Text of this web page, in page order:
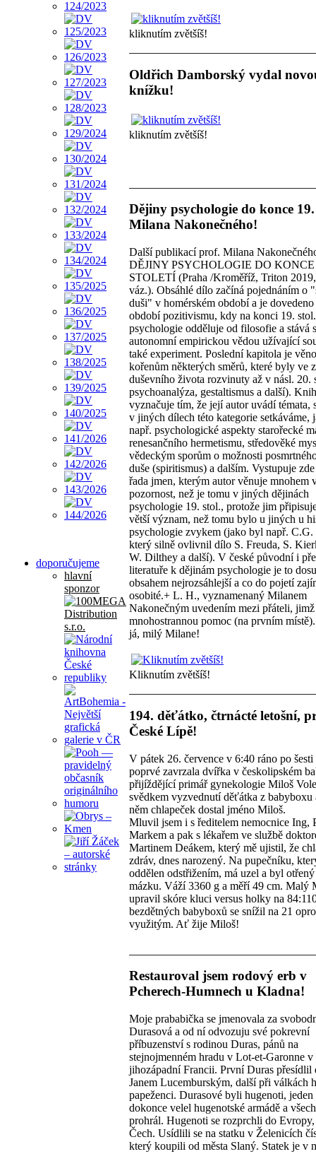
doporučujeme
hlavní
sponzor
kliknutím zvětšíš!
Oldřich Damborský vydal
knížku!
kliknutím zvětšíš!
Dějiny psychologie do konce
Milana Nakonečného!
Další publikací prof. Milana
DĚJINY PSYCHOLOGIE DO
STOLETÍ (Praha /Kroměříž, Triton
váz.). Obsáhlé dílo začíná pojednáním o
duši" v homérském období a je dovedeno
období pozitivismu, kdy na konci 19.
psychologie odděluje od filosofie a stává
autonomní empirickou vědou užívající
také experiment. Poslední kapitola je
kořenům některých směrů, které byly ve
duševního života rozvinuty až v násl. 20.
psychoanalýza, gestaltismus a další).
vyznačuje tím, že její autor uvádí témata,
v jiných dílech této kategorie setkáváme,
např. psychologické aspekty starořecké
renesančního hermetismu, středověké
vědeckým sporům o možnosti
duše (spiritismus) a dalším. Vystupuje
řada jmen, kterým autor věnuje mnohem
pozornost, než je tomu v jiných dějinách
psychologie 19. stol., protože jim
větší význam, než tomu bylo u jiných u
psychologie zvykem (jako byl např. C.G.
který silně ovlivnil dílo S. Freuda, S.
W. Dilthey a další). V české původní i
literatuře k dějinám psychologie je to
obsahem nejrozsáhlejší a co do pojetí
osobité.+ L. H., vyznamenaný Milanem
Nakonečným uvedením mezi přáteli,
mnohostrannou pomoc (na prvním
já, milý Milane!
Kliknutím zvětšíš!
194. děťátko, čtrnácté letošní,
České Lípě!
V pátek 26. července v 6:40 ráno po šesti
poprvé zavrzala dvířka v českolipském
přijíždějící primář gynekologie Miloš
svědkem vyzvednutí děťátka z babyboxu
něm chlapeček dostal jméno Miloš.
Mluvil jsem i s ředitelem nemocnice Ing,
Markem a pak s lékařem ve službě
Martinem Deákem, který mě ujistil, že
zdráv, dnes narozený. Na pupečníku,
oddělen odstřižením, má uzel a byl
mázku. Váží 3360 g a měří 49 cm. Malý
upravil skóre kluci versus holky na
bezdětných babyboxů se snížil na 21
využitým. Ať žije Miloš!
Restauroval jsem rodový erb v
Pcherech-Humnech u Kladna!
Moje prababička se jmenovala za
Durasová a od ní odvozuju své pokrevní
příbuzenství s rodinou Duras, pánů na
stejnojmenném hradu v Lot-et-Garonne v
jihozápadní Francii. První Duras přesídlil
Janem Lucemburským, další při válkách
papeženci. Durasové byli hugenoti,
dokonce velel hugenotské armádě a
prohrál. Hugenoti se rozprchli do
Čech. Usídlili se na statku v Želenicích
který koupili od města Slaný. Statek je v